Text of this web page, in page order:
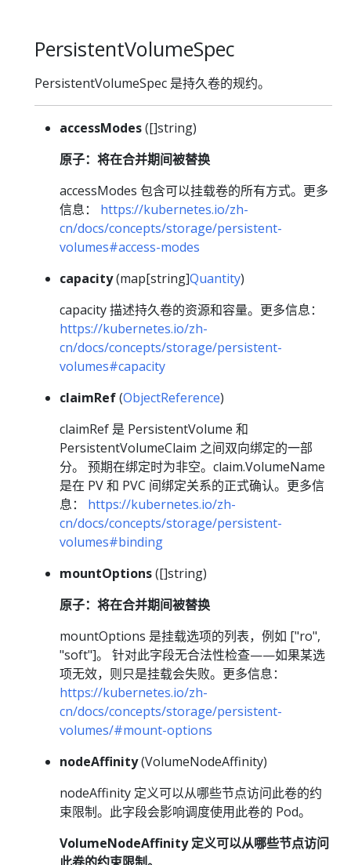
PersistentVolumeSpec
PersistentVolumeSpec 是持久卷的规约。
accessModes([]string)
原子：将在合并期间被替换
accessModes 包含可以挂载卷的所有方式。更多
信息： https://kubernetes.io/zh-
cn/docs/concepts/storage/persistent-
volumes#access-modes
capacity(map[string]Quantity)
capacity 描述持久卷的资源和容量。更多信息：
https://kubernetes.io/zh-
cn/docs/concepts/storage/persistent-
volumes#capacity
claimRef(ObjectReference)
claimRef 是 PersistentVolume 和
PersistentVolumeClaim 之间双向绑定的一部
分。 预期在绑定时为非空。claim.VolumeName
是在 PV 和 PVC 间绑定关系的正式确认。更多信
息： https://kubernetes.io/zh-
cn/docs/concepts/storage/persistent-
volumes#binding
mountOptions([]string)
原子：将在合并期间被替换
mountOptions 是挂载选项的列表，例如 ["ro",
"soft"]。 针对此字段无合法性检查——如果某选
项无效，则只是挂载会失败。更多信息：
https://kubernetes.io/zh-
cn/docs/concepts/storage/persistent-
volumes/#mount-options
nodeAffinity(VolumeNodeAffinity)
nodeAffinity 定义可以从哪些节点访问此卷的约
束限制。此字段会影响调度使用此卷的 Pod。
VolumeNodeAffinity 定义可以从哪些节点访问
此卷的约束限制。